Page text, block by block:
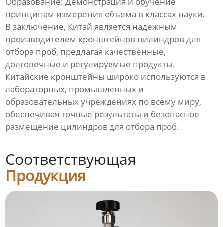
принципам измерения объема в классах науки.
В заключение, Китай является надежным
производителем кронштейнов цилиндров для
отбора проб, предлагая качественные,
долговечные и регулируемые продукты.
Китайские кронштейны широко используются в
лабораторных, промышленных и
образовательных учреждениях по всему миру,
обеспечивая точные результаты и безопасное
размещение цилиндров для отбора проб.
Соответствующая
Продукция